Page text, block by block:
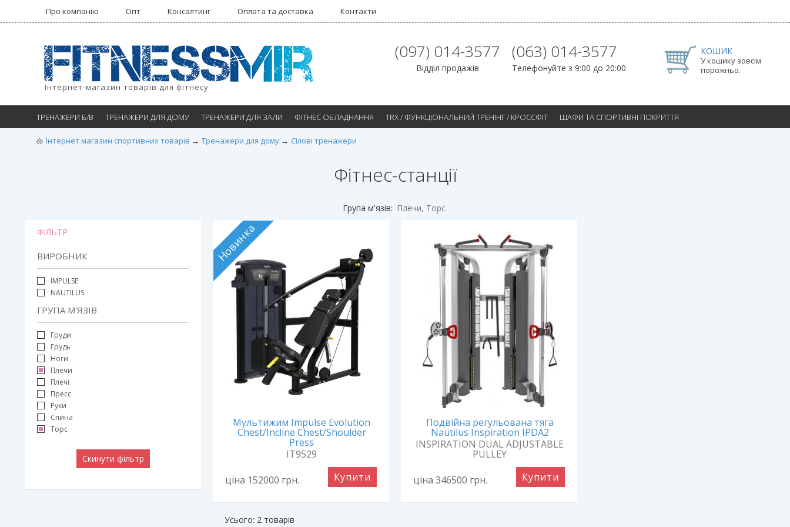
Про компанію Опт Консалтинг Оплата та доставка Контакти
Інтернет-магазин товарів для фітнесу
(063) 014-3577
Телефонуйте з 9:00 до 20:00
(097) 014-3577
Відділ продажів
КОШИК
У кошику зовсім
порожньо.
ТРЕНАЖЕРИ Б/В ТРЕНАЖЕРИ ДЛЯ ДОМУ ТРЕНАЖЕРИ ДЛЯ ЗАЛИ ФІТНЕС ОБЛАДНАННЯ TRX / ФУНКЦІОНАЛЬНИЙ ТРЕНІНГ / КРОССФІТ ШАФИ ТА СПОРТИВНІ ПОКРИТТЯ
Інтернет магазин спортивних товарів Тренажери для дому Сілові тренажери
Фітнес-станції
Група м'язів: Плечи, Торс
ФІЛЬТР
ВИРОБНИК
IMPULSE
NAUTILUS
ГРУПА М'ЯЗІВ
Груди
Грудь
Ноги
Плечи
Плечі
Пресс
Руки
Спина
Торс
Скинути фільтр
Новинка
Мультижим Impulse Evolution
Chest/Incline Chest/Shoulder
Press
IT9529
ціна 152000 грн. Купити
Подвійна регульована тяга
Nautilus Inspiration IPDA2
INSPIRATION DUAL ADJUSTABLE
PULLEY
ціна 346500 грн. Купити
Усього: 2 товарів